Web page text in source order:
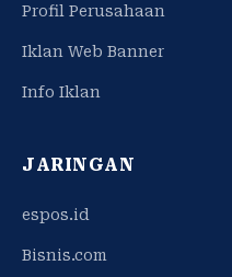
Profil Perusahaan
Iklan Web Banner
Info Iklan
JARINGAN
espos.id
Bisnis.com